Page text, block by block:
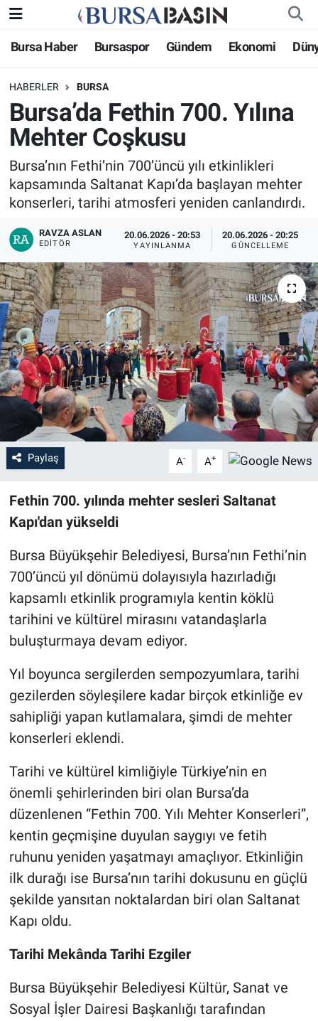
Bursa Haber Bursaspor Gündem Ekonomi
HABERLER BURSA
Bursa’da Fethin 700. Yılına
Mehter Coşkusu
Bursa’nın Fethi’nin 700’üncü yılı etkinlikleri
kapsamında Saltanat Kapı’da başlayan mehter
konserleri, tarihi atmosferi yeniden canlandırdı.
RAVZA ASLAN
EDITÖR
20.06.2026 - 20:53
YAYINLANMA
20.06.2026 - 20:25
GÜNCELLEME
Paylaş A- A+
Fethin 700. yılında mehter sesleri Saltanat
Kapı'dan yükseldi
Bursa Büyükşehir Belediyesi, Bursa’nın Fethi’nin
700’üncü yıl dönümü dolayısıyla hazırladığı
kapsamlı etkinlik programıyla kentin köklü
tarihini ve kültürel mirasını vatandaşlarla
buluşturmaya devam ediyor.
Yıl boyunca sergilerden sempozyumlara, tarihi
gezilerden söyleşilere kadar birçok etkinliğe ev
sahipliği yapan kutlamalara, şimdi de mehter
konserleri eklendi.
Tarihi ve kültürel kimliğiyle Türkiye’nin en
önemli şehirlerinden biri olan Bursa’da
düzenlenen “Fethin 700. Yılı Mehter Konserleri”,
kentin geçmişine duyulan saygıyı ve fetih
ruhunu yeniden yaşatmayı amaçlıyor. Etkinliğin
ilk durağı ise Bursa’nın tarihi dokusunu en güçlü
şekilde yansıtan noktalardan biri olan Saltanat
Kapı oldu.
Tarihi Mekânda Tarihi Ezgiler
Bursa Büyükşehir Belediyesi Kültür, Sanat ve
Sosyal İşler Dairesi Başkanlığı tarafından
Bursa Haber
Genel
Politika
Bilim, Teknoloji
KÜLTÜR-SANAT
Yerel
Bursaspor
Gündem
Sağlık
Eğitim
Ekonomi
Dünya
Magazin
Siyaset
Yaşam
Spor
Nöbetçi Eczaneler
Bursa Nöbetçi Eczaneler
Bursa Hava Durumu
Bursa Namaz Vakitleri
Bursa Trafik Yoğunluk Haritası
Süper Lig Puan Durumu ve Fikstür
Tüm Manşetler
Son Dakika Haberleri
Haber Arşivi